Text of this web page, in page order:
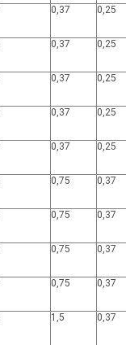
0,37 0,25
0,37 0,25
0,37 0,25
0,37 0,25
0,37 0,25
0,75 0,37
0,75 0,37
0,75 0,37
0,75 0,37
1,5 0,37